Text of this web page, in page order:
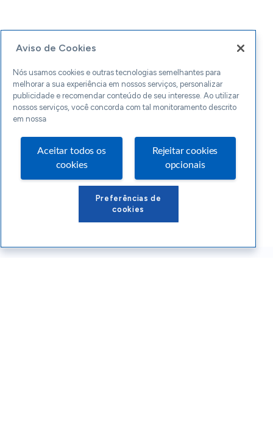
Aviso de Cookies
Nós usamos cookies e outras tecnologias semelhantes para
melhorar a sua experiência em nossos serviços, personalizar
publicidade e recomendar conteúdo de seu interesse. Ao utilizar
nossos serviços, você concorda com tal monitoramento descrito
em nossa
Aceitar todos os
cookies
Rejeitar cookies
opcionais
Preferências de
cookies